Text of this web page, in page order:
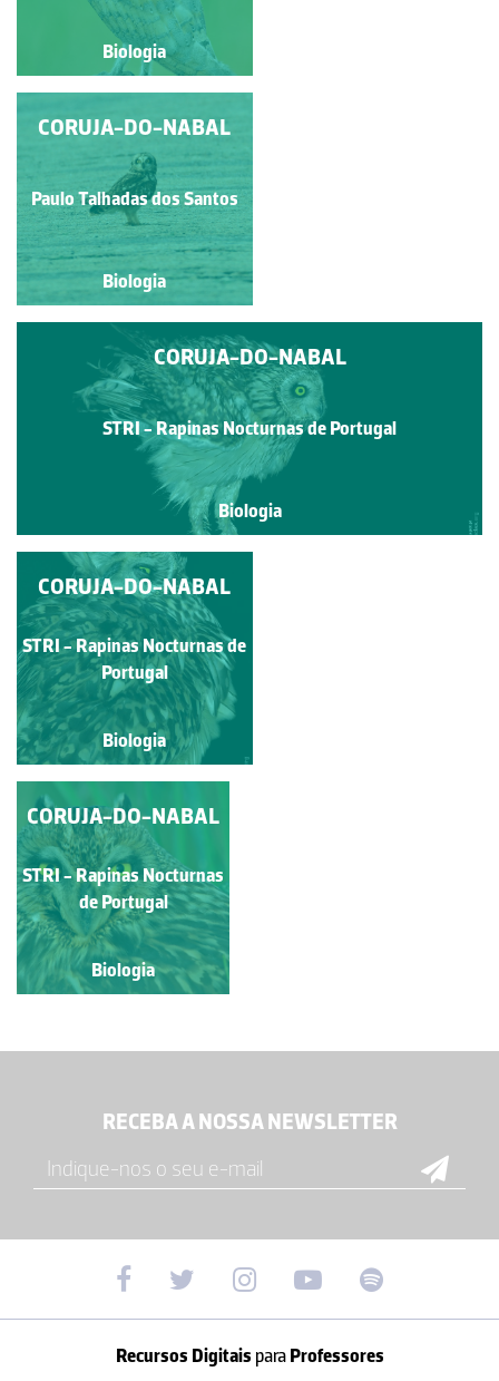
Biologia
Biologia
CORUJA-DAS-
TORRES
STRI - Rapinas Nocturnas
de Portugal
Biologia
CORUJA-DO-NABAL
Paulo Talhadas dos Santos
Biologia
CORUJA-DO-NABAL
STRI - Rapinas Nocturnas de Portugal
Biologia
CORUJA-DO-NABAL
STRI - Rapinas Nocturnas
de Portugal
Biologia
CORUJA-DO-NABAL
STRI - Rapinas Nocturnas de
Portugal
Biologia
CORUJA-DO-NABAL
STRI - Rapinas Nocturnas
de Portugal
Biologia
RECEBA A NOSSA NEWSLETTER
Recursos Digitais paraProfessores